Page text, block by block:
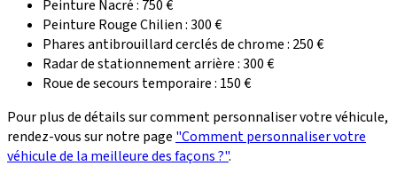
Peinture Nacré : 750 €
Peinture Rouge Chilien : 300 €
Phares antibrouillard cerclés de chrome : 250 €
Radar de stationnement arrière : 300 €
Roue de secours temporaire : 150 €
Pour plus de détails sur comment personnaliser votre véhicule,
rendez-vous sur notre page "Comment personnaliser votre
véhicule de la meilleure des façons ?".